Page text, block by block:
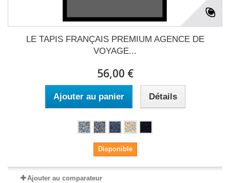
LE TAPIS FRANÇAIS PREMIUM AGENCE DE
VOYAGE...
56,00 €
Ajouter au panier Détails
Disponible
Ajouter au comparateur